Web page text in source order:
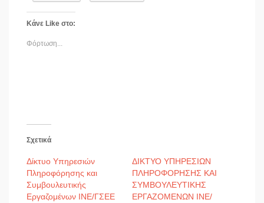
Κάνε Like στο:
Φόρτωση...
Σχετικά
Δίκτυο Υπηρεσιών
Πληροφόρησης και
Συμβουλευτικής
Εργαζομένων ΙΝΕ/ΓΣΕΕ
ΔΙΚΤΥΟ ΥΠΗΡΕΣΙΩΝ
ΠΛΗΡΟΦΟΡΗΣΗΣ ΚΑΙ
ΣΥΜΒΟΥΛΕΥΤΙΚΗΣ
ΕΡΓΑΖΟΜΕΝΩΝ ΙΝΕ/